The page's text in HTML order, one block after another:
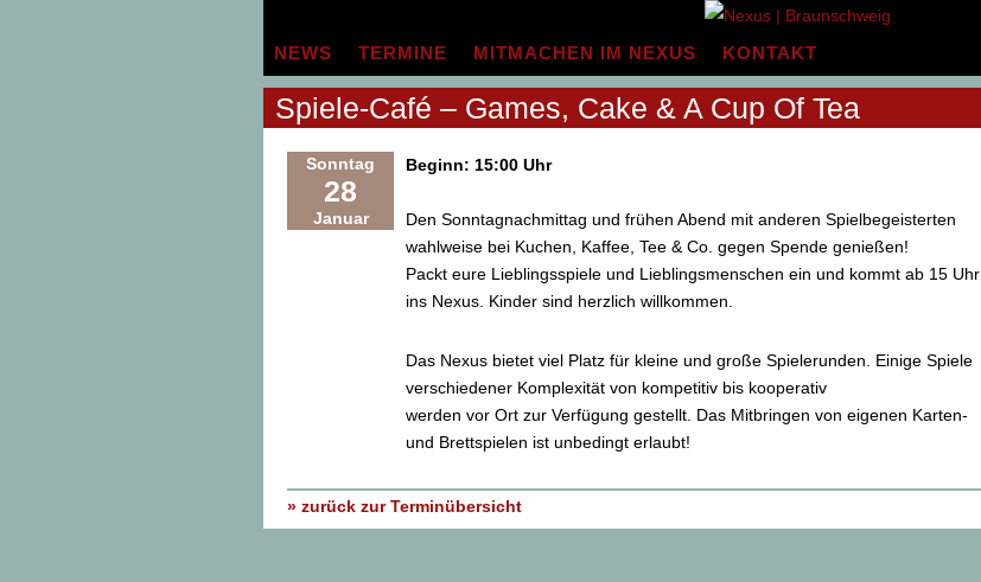
Inhalt
springen
NEWS TERMINE MITMACHEN IM NEXUS KONTAKT
Spiele-Café – Games, Cake & A Cup Of Tea
Sonntag
28
Januar
Beginn: 15:00 Uhr
Den Sonntagnachmittag und frühen Abend mit anderen Spielbegeisterten
wahlweise bei Kuchen, Kaffee, Tee & Co. gegen Spende genießen!
Packt eure Lieblingsspiele und Lieblingsmenschen ein und kommt ab 15 Uhr
ins Nexus. Kinder sind herzlich willkommen.
Das Nexus bietet viel Platz für kleine und große Spielerunden. Einige Spiele
verschiedener Komplexität von kompetitiv bis kooperativ
werden vor Ort zur Verfügung gestellt. Das Mitbringen von eigenen Karten-
und Brettspielen ist unbedingt erlaubt!
» zurück zur Terminübersicht